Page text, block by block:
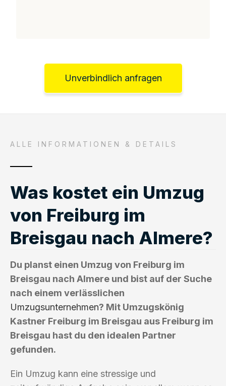
Unverbindlich anfragen
ALLE INFORMATIONEN & DETAILS
Was kostet ein Umzug
von Freiburg im
Breisgau nach Almere?
Du planst einen Umzug von Freiburg im
Breisgau nach Almere und bist auf der Suche
nach einem verlässlichen
Umzugsunternehmen? Mit Umzugskönig
Kastner Freiburg im Breisgau aus Freiburg im
Breisgau hast du den idealen Partner
gefunden.
Ein Umzug kann eine stressige und